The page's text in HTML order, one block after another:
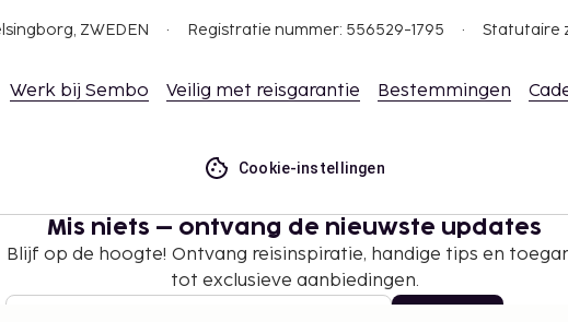
ZWEDEN Registratie nummer: 556529-1795 Statutaire
Werk bij Sembo Veilig met reisgarantie Bestemmingen
Cookie-instellingen
Mis niets – ontvang de nieuwste updates
Blijf op de hoogte! Ontvang reisinspiratie, handige tips en
tot exclusieve aanbiedingen.